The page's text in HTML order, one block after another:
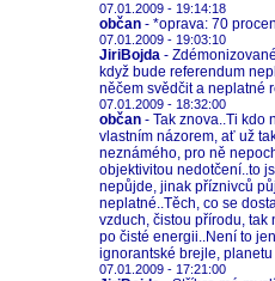
07.01.2009 - 19:14:18
občan - *oprava: 70
07.01.2009 - 19:03:10
JiriBojda -
když bude referendum
něčem svědčit a neplatné
07.01.2009 - 18:32:00
občan - Tak znova..Ti kdo
vlastním názorem, ať už
neznámého, pro ně
objektivitou nedotčení..to
nepůjde, jinak příznivců
neplatné..Těch, co se
vzduch, čistou přírodu, tak
po čisté energii..Není to
ignorantské brejle,
07.01.2009 - 17:21:00